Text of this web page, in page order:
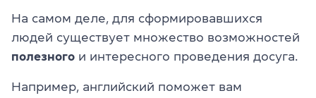
На самом деле, для сформировавшихся
людей существует множество возможностей
полезного и интересного проведения досуга.
Например, английский поможет вам